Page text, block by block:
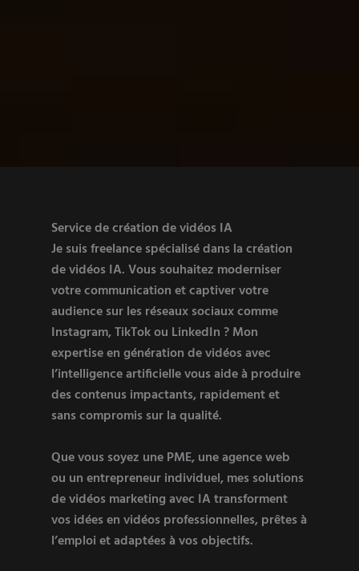
Service de création de vidéos IA
Je suis freelance spécialisé dans la création
de vidéos IA. Vous souhaitez moderniser
votre communication et captiver votre
audience sur les réseaux sociaux comme
Instagram, TikTok ou LinkedIn ? Mon
expertise en génération de vidéos avec
l’intelligence artificielle vous aide à produire
des contenus impactants, rapidement et
sans compromis sur la qualité.
Que vous soyez une PME, une agence web
ou un entrepreneur individuel, mes solutions
de vidéos marketing avec IA transforment
vos idées en vidéos professionnelles, prêtes à
l’emploi et adaptées à vos objectifs.